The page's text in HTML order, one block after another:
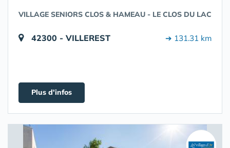
VILLAGE SENIORS CLOS & HAMEAU - LE CLOS DU LAC
42300 - VILLEREST ➔ 131.31 km
Plus d'infos